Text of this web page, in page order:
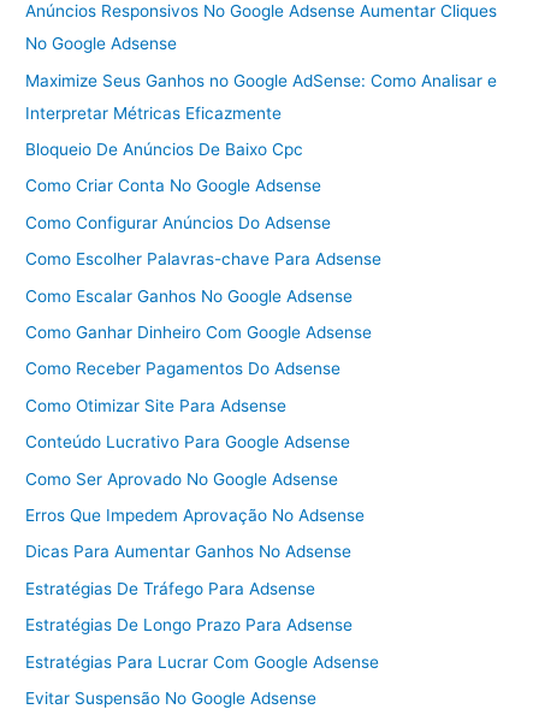
Anúncios Responsivos No Google Adsense Aumentar Cliques
No Google Adsense
Maximize Seus Ganhos no Google AdSense: Como Analisar e
Interpretar Métricas Eficazmente
Bloqueio De Anúncios De Baixo Cpc
Como Criar Conta No Google Adsense
Como Configurar Anúncios Do Adsense
Como Escolher Palavras-chave Para Adsense
Como Escalar Ganhos No Google Adsense
Como Ganhar Dinheiro Com Google Adsense
Como Receber Pagamentos Do Adsense
Como Otimizar Site Para Adsense
Conteúdo Lucrativo Para Google Adsense
Como Ser Aprovado No Google Adsense
Erros Que Impedem Aprovação No Adsense
Dicas Para Aumentar Ganhos No Adsense
Estratégias De Tráfego Para Adsense
Estratégias De Longo Prazo Para Adsense
Estratégias Para Lucrar Com Google Adsense
Evitar Suspensão No Google Adsense